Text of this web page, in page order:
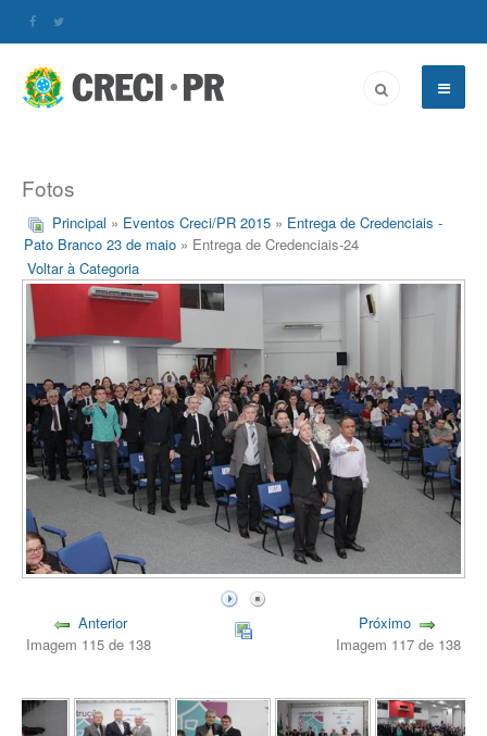
Fotos
Principal » Eventos Creci/PR 2015 » Entrega de Credenciais -
Pato Branco 23 de maio » Entrega de Credenciais-24
Voltar à Categoria
Anterior
Imagem 115 de 138
Próximo
Imagem 117 de 138